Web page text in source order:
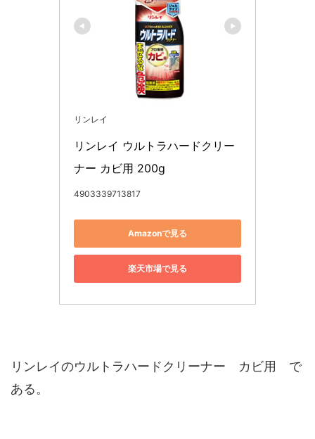
リンレイ
リンレイ ウルトラハードクリー
ナー カビ用 200g
4903339713817
Amazonで見る
楽天市場で見る
リンレイのウルトラハードクリーナー カビ用 で
ある。